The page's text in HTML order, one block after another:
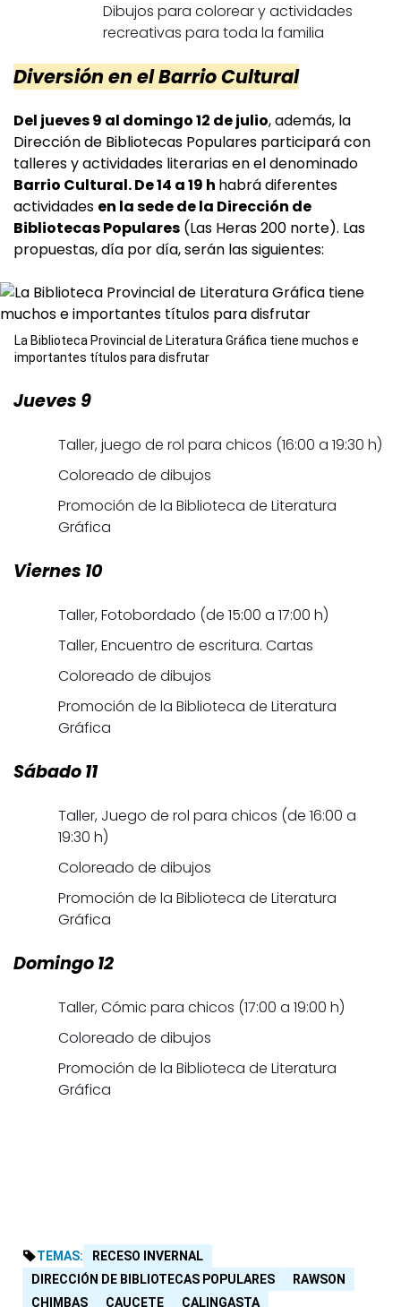
Dibujos para colorear y actividades
recreativas para toda la familia
Diversión en el Barrio Cultural
Del jueves 9 al domingo 12 de julio, además, la
Dirección de Bibliotecas Populares participará con
talleres y actividades literarias en el denominado
Barrio Cultural. De 14 a 19 h habrá diferentes
actividades en la sede de la Dirección de
Bibliotecas Populares (Las Heras 200 norte). Las
propuestas, día por día, serán las siguientes:
La Biblioteca Provincial de Literatura Gráfica tiene muchos e
importantes títulos para disfrutar
Jueves 9
Taller, juego de rol para chicos (16:00 a 19:30 h)
Coloreado de dibujos
Promoción de la Biblioteca de Literatura
Gráfica
Viernes 10
Taller, Fotobordado (de 15:00 a 17:00 h)
Taller, Encuentro de escritura. Cartas
Coloreado de dibujos
Promoción de la Biblioteca de Literatura
Gráfica
Sábado 11
Taller, Juego de rol para chicos (de 16:00 a
19:30 h)
Coloreado de dibujos
Promoción de la Biblioteca de Literatura
Gráfica
Domingo 12
Taller, Cómic para chicos (17:00 a 19:00 h)
Coloreado de dibujos
Promoción de la Biblioteca de Literatura
Gráfica
TEMAS:
RECESO INVERNAL
DIRECCIÓN DE BIBLIOTECAS POPULARES
RAWSON
CHIMBAS
CAUCETE CALINGASTA